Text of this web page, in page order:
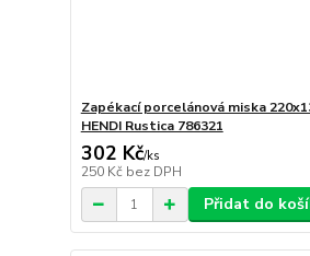
Zapékací porcelánová miska
HENDI Rustica 786321
302 Kč/ks
250 Kč bez DPH
Přidat do